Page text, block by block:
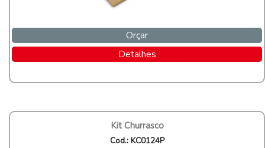
Orçar
Detalhes
Kit Churrasco
Cod.: KC0124P